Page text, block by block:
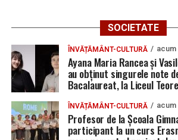
SOCIETATE
ÎNVĂȚĂMÂNT-CULTURĂ acum
Ayana Maria Rancea și
au obținut singurele note
Bacalaureat, la Liceul
ÎNVĂȚĂMÂNT-CULTURĂ acum
Profesor de la Școala
participant la un curs